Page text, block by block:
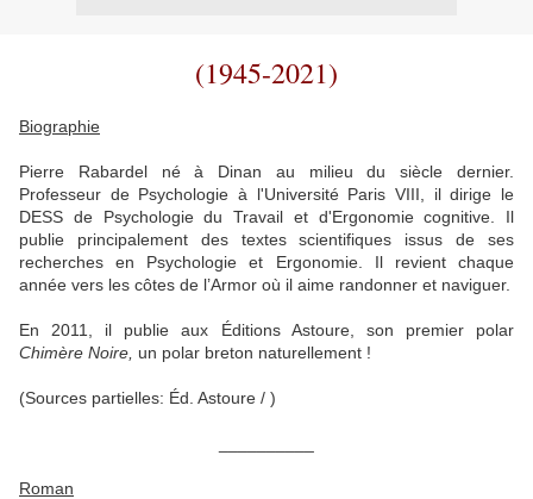
(1945-2021)
Biographie
Pierre Rabardel né à Dinan au milieu du siècle dernier.
Professeur de Psychologie à l'Université Paris VIII, il dirige le
DESS de Psychologie du Travail et d'Ergonomie cognitive. Il
publie principalement des textes scientifiques issus de ses
recherches en Psychologie et Ergonomie. Il revient chaque
année vers les côtes de l’Armor où il aime randonner et naviguer.
En 2011, il publie aux Éditions Astoure, son premier polar
Chimère Noire, un polar breton naturellement !
(Sources partielles: Éd. Astoure / )
Roman